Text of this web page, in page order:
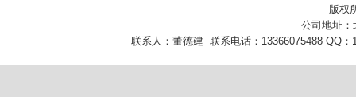
版权
公司地址：
联系人：董德建 联系电话：13366075488 QQ：